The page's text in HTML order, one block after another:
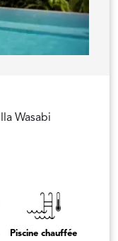
Wasabi
Piscine chauffée